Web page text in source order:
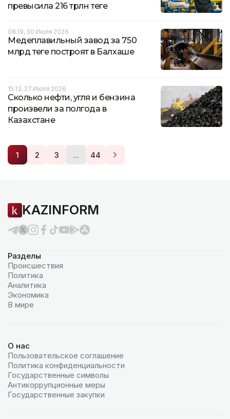
превысила 216 трлн теңге
08:19, 30 Июля 2026
Медеплавильный завод за 750
млрд теңге построят в Балхаше
15:13, 27 Июля 2026
Сколько нефти, угля и бензина
произвели за полгода в
Казахстане
1 2 3 … 44
KAZINFORM
Разделы
Происшествия
Политика
Аналитика
Экономика
В мире
О нас
Пользовательское соглашение
Политика конфиденциальности
Государственные символы
Антикоррупционные меры
Государственные закупки